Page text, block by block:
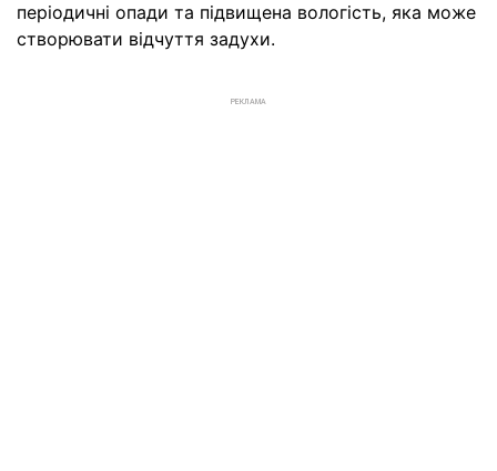
періодичні опади та підвищена вологість, яка може
створювати відчуття задухи.
РЕКЛАМА